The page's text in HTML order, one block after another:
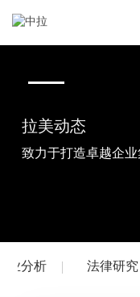
拉美动态
致力于打造卓越企
业分析 法律研究